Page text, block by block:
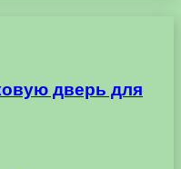
дверь для